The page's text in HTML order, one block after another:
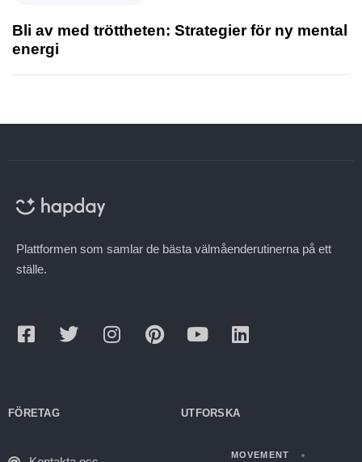
Bli av med tröttheten: Strategier för ny mental
energi
Plattformen som samlar de bästa välmåenderutinerna på ett
ställe.
FÖRETAG UTFORSKA
MOVEMENT